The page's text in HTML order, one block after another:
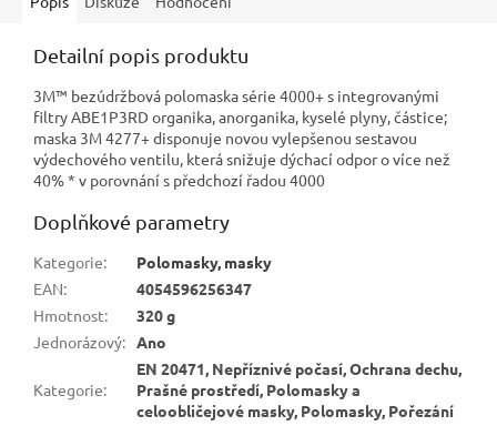
Detailní popis produktu
3M™ bezúdržbová polomaska série 4000+ s integrovanými
filtry ABE1P3RD organika, anorganika, kyselé plyny, částice;
maska 3M 4277+ disponuje novou vylepšenou sestavou
výdechového ventilu, která snižuje dýchací odpor o více než
40% * v porovnání s předchozí řadou 4000
Doplňkové parametry
Kategorie:
Polomasky, masky
EAN:
4054596256347
Hmotnost:
320 g
Jednorázový: Ano
Kategorie:
EN 20471, Nepříznivé počasí, Ochrana dechu,
Prašné prostředí, Polomasky a
celoobličejové masky, Polomasky, Pořezání